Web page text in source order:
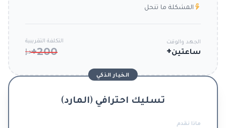
المشكلة ما تنحل
الجهد والوقت
ساعتين+
التكلفة التقريبية
200+ د.إ
الخيار الذكي
تسليك احترافي (المارد)
ماذا نقدم